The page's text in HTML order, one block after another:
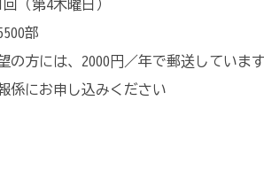
（第4木曜日）
部
方には、2000円／年で郵送しています
係にお申し込みください